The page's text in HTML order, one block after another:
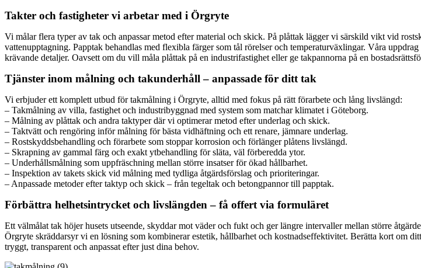
Takter och fastigheter vi arbetar med i Örgryte
Vi målar flera typer av tak och anpassar metod efter material och skick. På plåttak lägger vi särskild vikt vid
vattenupptagning. Papptak behandlas med flexibla färger som tål rörelser och temperaturväxlingar. Våra
krävande detaljer. Oavsett om du vill måla plåttak på en industrifastighet eller ge takpannorna på en
Tjänster inom målning och takunderhåll – anpassade för ditt tak
Vi erbjuder ett komplett utbud för takmålning i Örgryte, alltid med fokus på rätt förarbete och lång livslängd:
– Takmålning av villa, fastighet och industribyggnad med system som matchar klimatet i Göteborg.
– Målning av plåttak och andra taktyper där vi optimerar metod efter underlag och skick.
– Taktvätt och rengöring inför målning för bästa vidhäftning och ett renare, jämnare underlag.
– Rostskyddsbehandling och förarbete som stoppar korrosion och förlänger plåtens livslängd.
– Skrapning av gammal färg och exakt ytbehandling för släta, väl förberedda ytor.
– Underhållsmålning som uppfräschning mellan större insatser för ökad hållbarhet.
– Inspektion av takets skick vid målning med tydliga åtgärdsförslag och prioriteringar.
– Anpassade metoder efter taktyp och skick – från tegeltak och betongpannor till papptak.
Förbättra helhetsintrycket och livslängden – få offert via formuläret
Ett välmålat tak höjer husets utseende, skyddar mot väder och fukt och ger längre intervaller mellan större
Örgryte skräddarsyr vi en lösning som kombinerar estetik, hållbarhet och kostnadseffektivitet. Berätta kort om
tryggt, transparent och anpassat efter just dina behov.